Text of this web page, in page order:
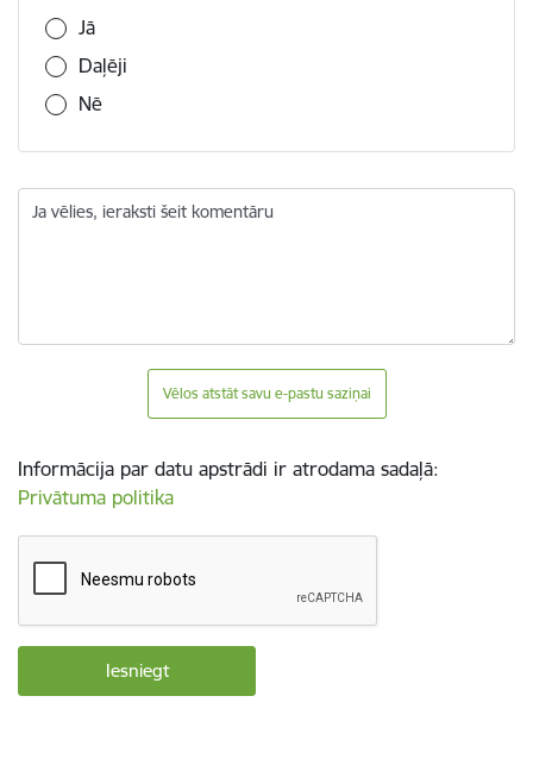
Jā
Daļēji
Nē
Ja vēlies, ieraksti šeit komentāru
Vēlos atstāt savu e-pastu saziņai
Informācija par datu apstrādi ir atrodama sadaļā:
Privātuma politika